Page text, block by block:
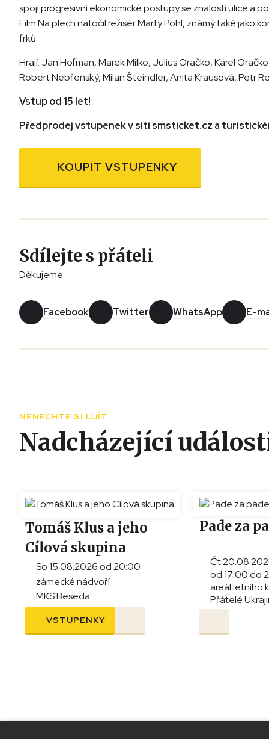
spojí progresivní ekonomické postupy se znalostí ulice a
Film Na plech natočil režisér Marty Pohl, známý také jako
frků.
Hrají: Jan Hofman, Marek Milko, Julius Oračko, Karel
Robert Nebřenský, Milan Šteindler, Anita Krausová, Petr
Vstup od 15 let!
Předprodej vstupenek v síti smsticket.cz a
KOUPIT VSTUPENKY
Sdílejte s přáteli
Děkujeme
Facebook Twitter WhatsApp E-
NENECHTE SI UJÍT
Nadcházející
Tomáš Klus a jeho
Cílová skupina
So 15.08.2026 od 20:00
zámecké nádvoří
MKS Beseda
VSTUPENKY
Pade za
Čt
od 17:00 do
areál letního
Přátelé